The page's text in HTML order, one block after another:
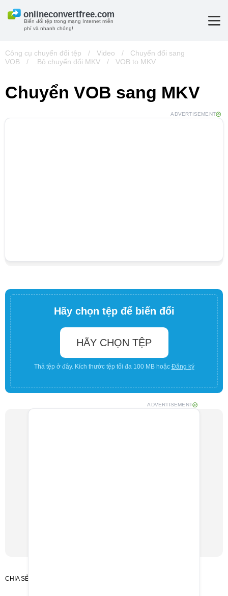
Biến đổi tệp trong mạng Internet miễn
phí và nhanh chóng!
Công cụ chuyển đổi tệp / Video /
Chuyển đổi sang
VOB
/ .Bộ chuyển đổi MKV / VOB to MKV
Chuyển VOB sang MKV
ADVERTISEMENT
Hãy chọn tệp để biến đổi
HÃY CHỌN TỆP
Thả tệp ở đây. Kích thước tệp tối đa 100 MB hoặc Đăng ký
ADVERTISEMENT
CHIA SẺ